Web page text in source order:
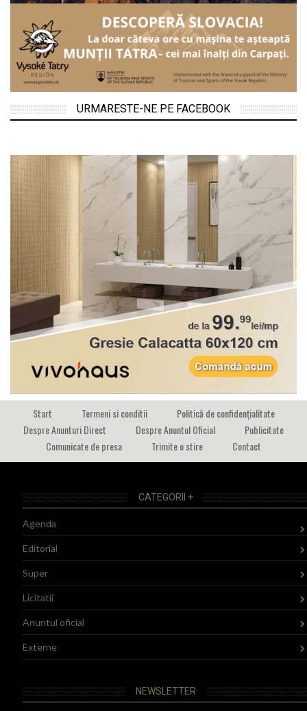
URMARESTE-NE PE FACEBOOK
Start Termeni si conditii
Politică de confidențialitate
Despre Anunturi Direct
Despre Anuntul Oficial
Publicitate
Comunicate de presa
Trimite o stire Contact
CATEGORII +
Agenda
Editorial
Super
Licitatii
Anuntul oficial
Externe
NEWSLETTER